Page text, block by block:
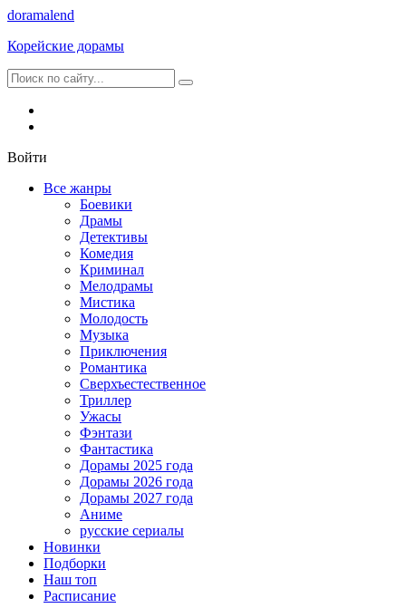
doramalend
Корейские дорамы
Войти
Все жанры
Боевики
Драмы
Детективы
Комедия
Криминал
Мелодрамы
Мистика
Молодость
Музыка
Приключения
Романтика
Сверхъестественное
Триллер
Ужасы
Фэнтази
Фантастика
Дорамы 2025 года
Дорамы 2026 года
Дорамы 2027 года
Аниме
русские сериалы
Новинки
Подборки
Наш топ
Расписание